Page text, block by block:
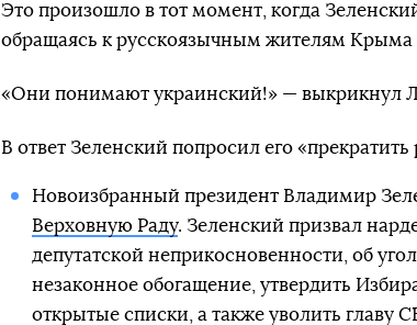
Это произошло в тот момент, когда
обращаясь к русскоязычным жителям Крыма
«Они понимают украинский!» — выкрикнул
В ответ Зеленский попросил его
Новоизбранный президент Владимир
Верховную Раду. Зеленский призвал
депутатской неприкосновенности, об
незаконное обогащение, утвердить
открытые списки, а также уволить главу